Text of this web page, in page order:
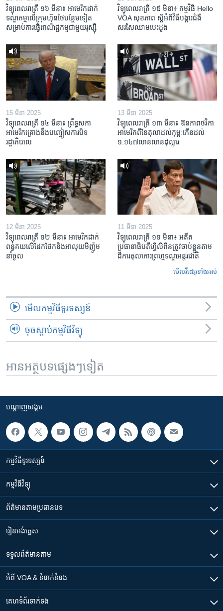
វិទ្យុពេលរាត្រី ១៦ មីនា៖ អាមេរិក​ដាក់​
ទណ្ឌកម្ម​លើ​ក្រុមហ៊ុន​ថៃ​បន្ថែម​ទៀត​
សម្រាប់​ការ​ធ្វើ​ពាណិជ្ជកម្ម​ជាមួយ​រុស្ស៊ី
វិទ្យុពេលរាត្រី ១៥ មីនា៖ កម្មវិធី ​Hello
VOA សុខភាព ស្ដី​អំពី​វិធី​បង្ការ​ជំងឺ​
សរសៃ​ឈាម​បេះដូង
15 មីនា 2025
វិទ្យុពេលរាត្រី ១៤ មីនា៖ ព្រឹទ្ធសភា
អាមេរិកគ្រោងនឹងបញ្ចៀសការបិទ
រដ្ឋាភិបាល
13 មីនា 2025
វិទ្យុពេលរាត្រី ១៣ មីនា៖ ឱនភាព​ថវិកា​
អាមេរិក​ពី​ខែ​តុលា​ដល់​កុម្ភៈ​កើន​ដល់​
១.១៤៧​លានលាន​ដុល្លារ
12 មីនា 2025
វិទ្យុពេលរាត្រី ១២ មីនា៖ អាមេរិក​ដាក់​
ពន្ធគយ​លើ​ដែកថែក​និង​អាលុយ​មីញ៉ូម​
នាំចូល
11 មីនា 2025
វិទ្យុពេលរាត្រី ១១ មីនា៖ អតីត​
ប្រធានាធិបតីហ្វីលីពីន​ត្រូវ​ចាប់ខ្លួនតាម
ដីការ​តុលាការ​ព្រហ្មទណ្ឌ​អន្តរជាតិ
មើល​វីដេអូ​ទាំង​អស់
មើល​កម្មវិធី​ទូរទស្សន៍
ចុចស្តាប់កម្មវិធីវិទ្យុ
អានអត្ថបទផ្សេងៗទៀត
បណ្តាញ​សង្គម
កម្មវិធី​ទូរទស្សន៍
កម្មវិធី​វិទ្យុ
ព័ត៌មាន​តាមប្រធានបទ​
រៀន​​អង់គ្លេស
ទទួល​ព័ត៌មាន​តាម
អំពី​ VOA & ទំនាក់ទំនង
គេហទំព័រ​​ទាក់ទង